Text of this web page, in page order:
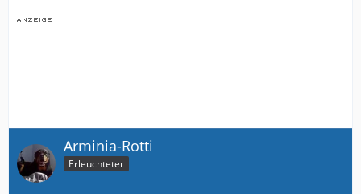
Arminia-Rotti
Erleuchteter